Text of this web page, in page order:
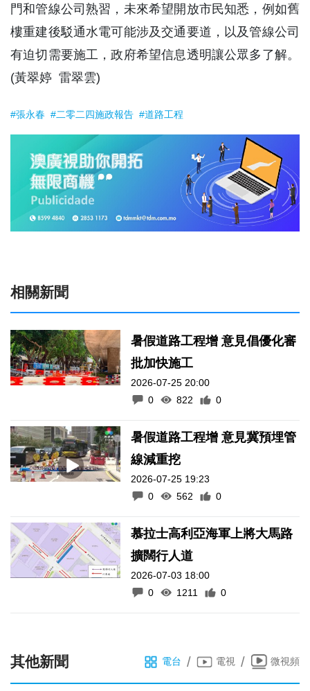
門和管線公司熟習，未來希望開放市民知悉，例如舊
樓重建後駁通水電可能涉及交通要道，以及管線公司
有迫切需要施工，政府希望信息透明讓公眾多了解。
(黃翠婷 雷翠雲)
#張永春 #二零二四施政報告 #道路工程
相關新聞
暑假道路工程增 意見倡優化審
批加快施工
2026-07-25 20:00
0
822 0
暑假道路工程增 意見冀預埋管
線減重挖
2026-07-25 19:23
0
562 0
慕拉士高利亞海軍上將大馬路
擴闊行人道
2026-07-03 18:00
0
1211 0
其他新聞 電台 / 電視 / 微視頻